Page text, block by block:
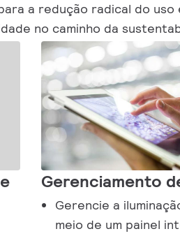
a redução radical do uso
no caminho da
Gerenciamento
Gerencie a
meio de um painel